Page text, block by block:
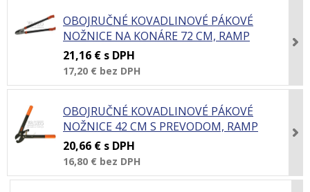
OBOJRUČNÉ KOVADLINOVÉ PÁKOVÉ
NOŽNICE NA KONÁRE 72 CM, RAMP
21,16 € s DPH
17,20 € bez DPH
OBOJRUČNÉ KOVADLINOVÉ PÁKOVÉ
NOŽNICE 42 CM S PREVODOM, RAMP
20,66 € s DPH
16,80 € bez DPH